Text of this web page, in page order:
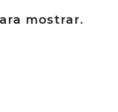
mostrar.